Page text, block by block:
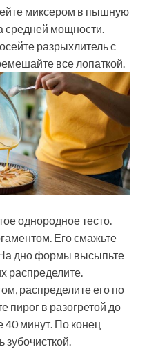
миксером в пышную
средней мощности.
разрыхлитель с
все лопаткой.
однородное тесто.
Его смажьте
дно формы высыпьте
распределите.
распределите его по
пирог в разогретой до
40 минут. По конец
зубочисткой.